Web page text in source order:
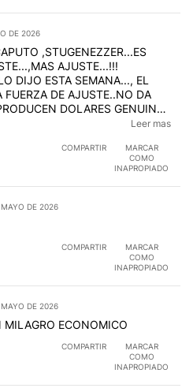
DE 2026
,STUGENEZZER...ES
AJUSTE...!!!
DIJO ESTA SEMANA..., EL
FUERZA DE AJUSTE..NO DA
DOLARES GENUINOS
CREDITOS...!!! ..CUAL SERIA LA
Leer mas
COMPARTIR
MARCAR
COMO
INAPROPIADO
DE 2026
COMPARTIR
MARCAR
COMO
INAPROPIADO
DE 2026
MILAGRO ECONOMICO
COMPARTIR
MARCAR
COMO
INAPROPIADO